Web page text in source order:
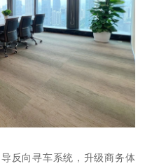
反向寻车系统，升级商务体